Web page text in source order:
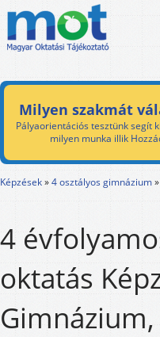
Milyen szakmát
Pályaorientációs tesztünk segít
milyen munka illik
Képzések»4 osztályos gimnázium»
4
oktatás